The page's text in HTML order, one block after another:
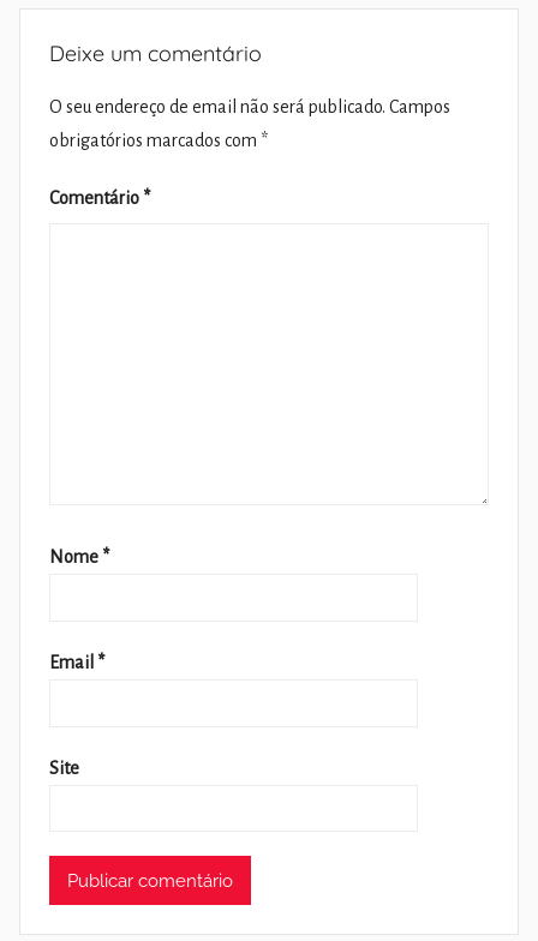
Deixe um comentário
O seu endereço de email não será publicado. Campos
obrigatórios marcados com *
Comentário *
Nome *
Email *
Site